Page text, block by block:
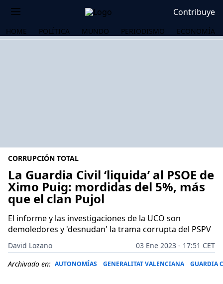
Contribuye
HOME POLÍTICA MUNDO PERIODISMO ECONOMÍA
CORRUPCIÓN TOTAL
La Guardia Civil ‘liquida’ al PSOE de
Ximo Puig: mordidas del 5%, más
que el clan Pujol
El informe y las investigaciones de la UCO son
demoledores y 'desnudan' la trama corrupta del PSPV
David Lozano
03 Ene 2023 - 17:51 CET
Archivado en: AUTONOMÍAS GENERALITAT VALENCIANA GUARDIA